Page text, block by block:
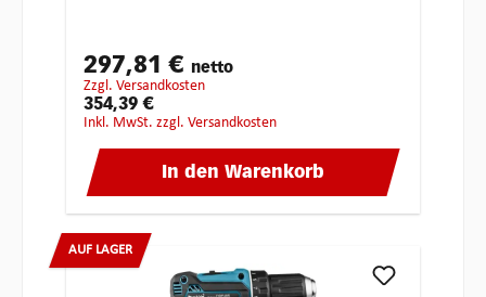
297,81 € netto
zzgl. Versandkosten
354,39 €
inkl. MwSt. zzgl. Versandkosten
In den Warenkorb
AUF LAGER